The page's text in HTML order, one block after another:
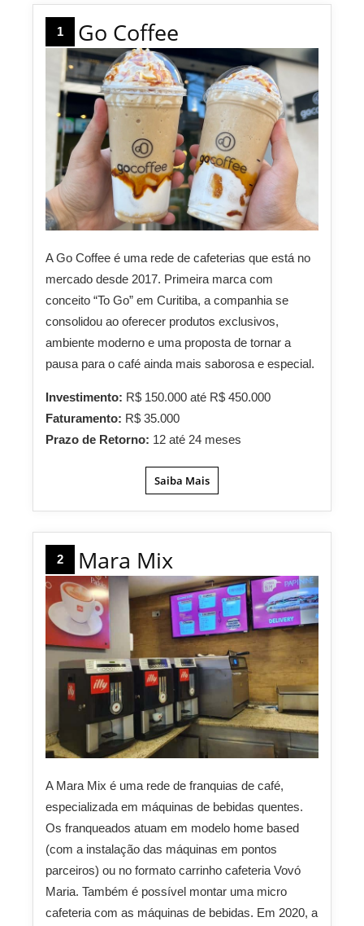
1 Go Coffee
A Go Coffee é uma rede de cafeterias que está no
mercado desde 2017. Primeira marca com
conceito “To Go” em Curitiba, a companhia se
consolidou ao oferecer produtos exclusivos,
ambiente moderno e uma proposta de tornar a
pausa para o café ainda mais saborosa e especial.
Investimento: R$ 150.000 até R$ 450.000
Faturamento: R$ 35.000
Prazo de Retorno: 12 até 24 meses
Saiba Mais
2 Mara Mix
A Mara Mix é uma rede de franquias de café,
especializada em máquinas de bebidas quentes.
Os franqueados atuam em modelo home based
(com a instalação das máquinas em pontos
parceiros) ou no formato carrinho cafeteria Vovó
Maria. Também é possível montar uma micro
cafeteria com as máquinas de bebidas. Em 2020, a